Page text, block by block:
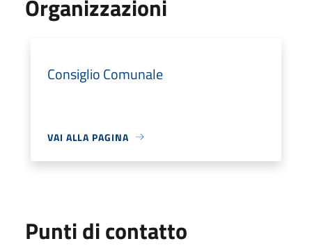
Organizzazioni
Consiglio Comunale
VAI ALLA PAGINA
Punti di contatto